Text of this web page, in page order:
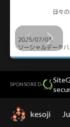
SPONSORED·
kesoji